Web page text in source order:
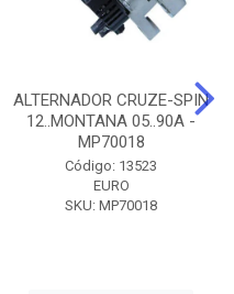
ALTERNADOR CRUZE-SPIN
12..MONTANA 05..90A -
MP70018
Código: 13523
EURO
SKU: MP70018